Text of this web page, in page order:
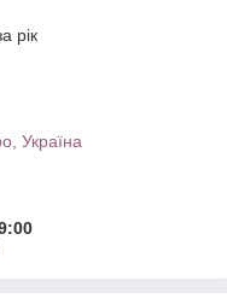
рік
Україна